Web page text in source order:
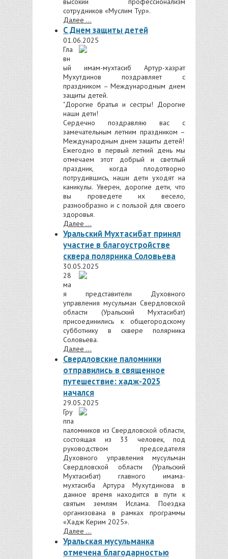
сотрудников «Муслим Тур».
Далее ...
С Днем защиты детей
01.06.2025
Гла
вн
ый имам-мухтасиб Артур-хазрат
Мухутдинов поздравляет с
праздником – Международным днем
защиты детей.
"Дорогие братья и сестры! Дорогие
наши дети!
Сердечно поздравляю вас с
замечательным летним праздником –
Международным днем защиты детей!
Ежегодно в первый летний день мы
отмечаем этот добрый и светлый
праздник, когда плодотворно
потрудившись, наши дети уходят на
каникулы. Уверен, дорогие дети, что
вы проведете их весело,
разнообразно и с пользой для своего
здоровья.
Далее ...
Уральский Мухтасибат принял
участие в благоустройстве
сквера полярника Соловьева
30.05.2025
28
ма
я представители Духовного
управления мусульман Свердловской
области (Уральский Мухтасибат)
присоединились к общегородскому
субботнику в сквере полярника
Соловьева.
Далее ...
Свердловские паломники
отправились в священное
путешествие: хадж-2025
начался
29.05.2025
Гру
ппа
паломников из Свердловской области,
состоящая из 33 человек, под
руководством председателя
Духовного управления мусульман
Свердловской области (Уральский
Мухтасибат) главного имама-
мухтасиба Артура Мухутдинова в
данное время находится в пути к
святым землям Ислама. Поездка
организована в рамках программы
«Хадж Керим 2025».
Далее ...
Уральская мусульманка
отмечена благодарностью